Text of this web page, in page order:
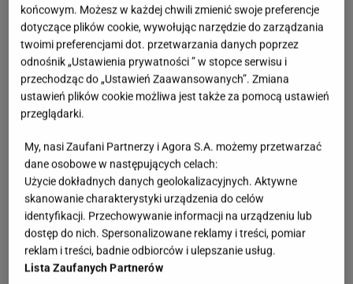
końcowym. Możesz w każdej chwili zmienić swoje preferencje
dotyczące plików cookie, wywołując narzędzie do zarządzania
twoimi preferencjami dot. przetwarzania danych poprzez
odnośnik „Ustawienia prywatności ” w stopce serwisu i
przechodząc do „Ustawień Zaawansowanych”. Zmiana
ustawień plików cookie możliwa jest także za pomocą ustawień
przeglądarki.
My, nasi Zaufani Partnerzy i Agora S.A. możemy przetwarzać
dane osobowe w następujących celach:
Użycie dokładnych danych geolokalizacyjnych. Aktywne
skanowanie charakterystyki urządzenia do celów
identyfikacji. Przechowywanie informacji na urządzeniu lub
dostęp do nich. Spersonalizowane reklamy i treści, pomiar
reklam i treści, badnie odbiorców i ulepszanie usług.
Lista Zaufanych Partnerów